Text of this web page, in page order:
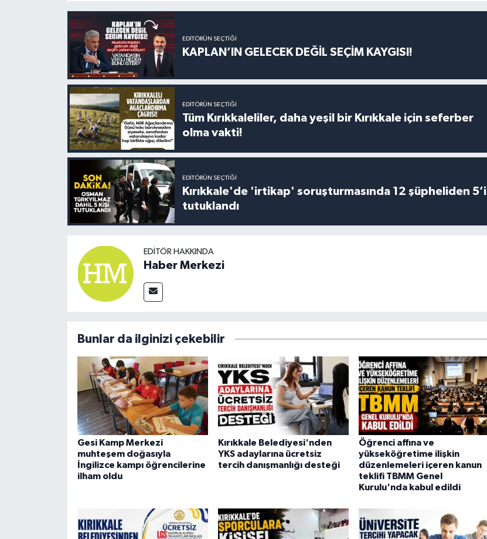
EDITÖRÜN SEÇTIĞI
KAPLAN’IN GELECEK DEĞİL SEÇİM KAYGISI!
EDITÖRÜN SEÇTIĞI
Tüm Kırıkkaleliler, daha yeşil bir Kırıkkale için seferber
olma vakti!
EDITÖRÜN SEÇTIĞI
Kırıkkale'de 'irtikap' soruşturmasında 12 şüpheliden 5’i
tutuklandı
EDITÖR HAKKINDA
Haber Merkezi
Bunlar da ilginizi çekebilir
Gesi Kamp Merkezi
muhteşem doğasıyla
İngilizce kampı öğrencilerine
ilham oldu
Kırıkkale Belediyesi'nden
YKS adaylarına ücretsiz
tercih danışmanlığı desteği
Öğrenci affına ve
yükseköğretime ilişkin
düzenlemeleri içeren kanun
teklifi TBMM Genel
Kurulu'nda kabul edildi